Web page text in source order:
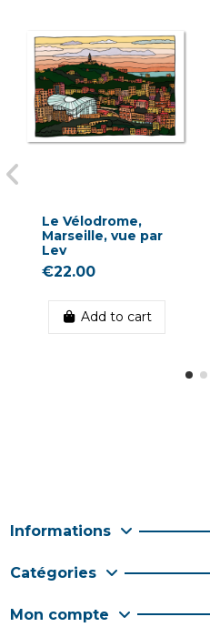
Le Vélodrome,
Marseille, vue par
Lev
€22.00
Add to cart
Informations
Catégories
Mon compte